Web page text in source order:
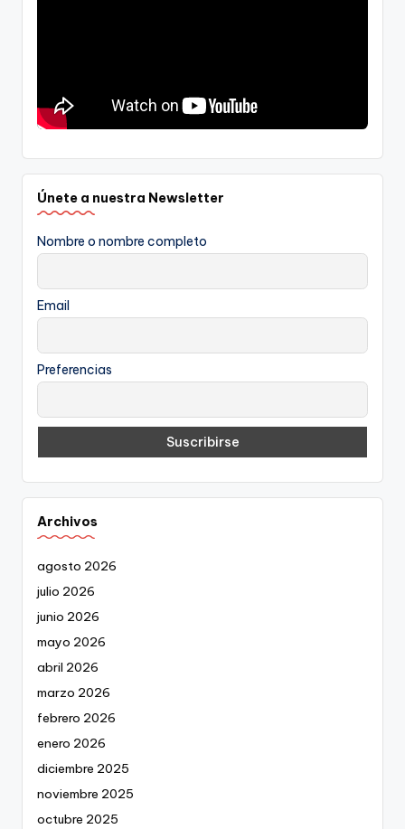
Únete a nuestra Newsletter
Nombre o nombre completo
Email
Preferencias
Archivos
agosto 2026
julio 2026
junio 2026
mayo 2026
abril 2026
marzo 2026
febrero 2026
enero 2026
diciembre 2025
noviembre 2025
octubre 2025